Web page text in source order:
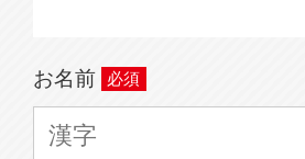
お名前